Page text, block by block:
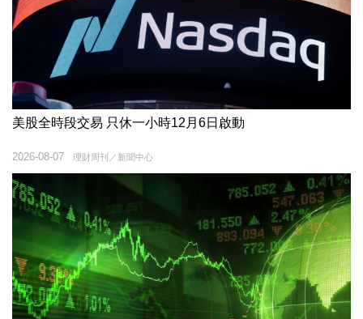
美股全時段交易 只休一小時12月6日啟動
理財周刊／新聞中心
2026-08-07